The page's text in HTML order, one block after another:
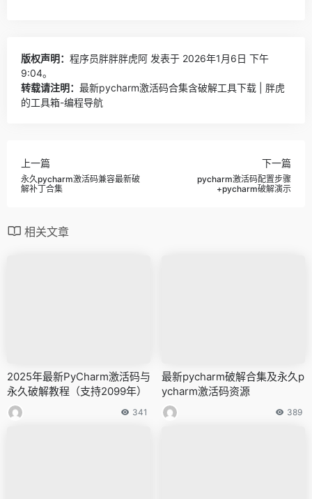
版权声明： 程序员胖胖胖虎阿 发表于 2026年1月6日 下午
9:04。
转载请注明： 最新pycharm激活码合集含破解工具下载 | 胖虎
的工具箱-编程导航
上一篇
永久pycharm激活码兼容最新破
解补丁合集
下一篇
pycharm激活码配置步骤
+pycharm破解演示
相关文章
2025年最新PyCharm激活码与
永久破解教程（支持2099年）
341
最新pycharm破解合集及永久p
ycharm激活码资源
389